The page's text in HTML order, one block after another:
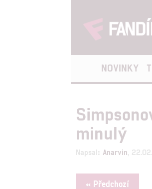
NOVINKY
minulý
Napsal: Anarvin ,
« Předchozí